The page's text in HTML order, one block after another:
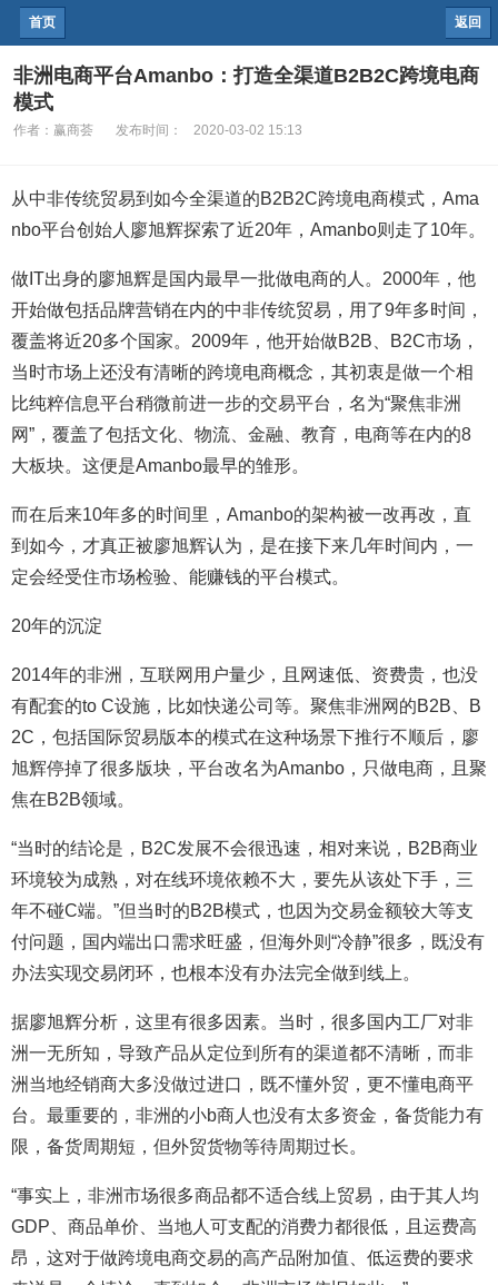
首页 返回
非洲电商平台Amanbo：打造全渠道B2B2C跨境电商
模式
作者： 赢商荟 发布时间： 2020-03-02 15:13
从中非传统贸易到如今全渠道的B2B2C跨境电商模式，Ama
nbo平台创始人廖旭辉探索了近20年，Amanbo则走了10年。
做IT出身的廖旭辉是国内最早一批做电商的人。2000年，他
开始做包括品牌营销在内的中非传统贸易，用了9年多时间，
覆盖将近20多个国家。2009年，他开始做B2B、B2C市场，
当时市场上还没有清晰的跨境电商概念，其初衷是做一个相
比纯粹信息平台稍微前进一步的交易平台，名为“聚焦非洲
网”，覆盖了包括文化、物流、金融、教育，电商等在内的8
大板块。这便是Amanbo最早的雏形。
而在后来10年多的时间里，Amanbo的架构被一改再改，直
到如今，才真正被廖旭辉认为，是在接下来几年时间内，一
定会经受住市场检验、能赚钱的平台模式。
20年的沉淀
2014年的非洲，互联网用户量少，且网速低、资费贵，也没
有配套的to C设施，比如快递公司等。聚焦非洲网的B2B、B
2C，包括国际贸易版本的模式在这种场景下推行不顺后，廖
旭辉停掉了很多版块，平台改名为Amanbo，只做电商，且聚
焦在B2B领域。
“当时的结论是，B2C发展不会很迅速，相对来说，B2B商业
环境较为成熟，对在线环境依赖不大，要先从该处下手，三
年不碰C端。”但当时的B2B模式，也因为交易金额较大等支
付问题，国内端出口需求旺盛，但海外则“冷静”很多，既没有
办法实现交易闭环，也根本没有办法完全做到线上。
据廖旭辉分析，这里有很多因素。当时，很多国内工厂对非
洲一无所知，导致产品从定位到所有的渠道都不清晰，而非
洲当地经销商大多没做过进口，既不懂外贸，更不懂电商平
台。最重要的，非洲的小b商人也没有太多资金，备货能力有
限，备货周期短，但外贸货物等待周期过长。
“事实上，非洲市场很多商品都不适合线上贸易，由于其人均
GDP、商品单价、当地人可支配的消费力都很低，且运费高
昂，这对于做跨境电商交易的高产品附加值、低运费的要求